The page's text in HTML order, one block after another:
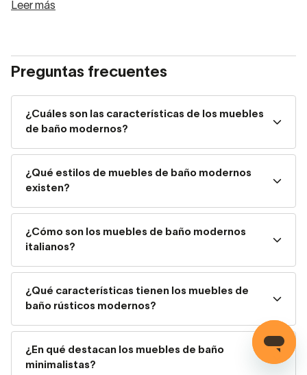
Características de los muebles de
baño modernos
El atractivo de los muebles de baño modernos radica en
su perfecta combinación de funcionalidad y estética.
Estos muebles, diseñados para ser tanto prácticos como
Leer más
Preguntas frecuentes
¿Cuáles son las características de los muebles
de baño modernos?
¿Qué estilos de muebles de baño modernos
existen?
¿Cómo son los muebles de baño modernos
italianos?
¿Qué características tienen los muebles de
baño rústicos modernos?
¿En qué destacan los muebles de baño
minimalistas?